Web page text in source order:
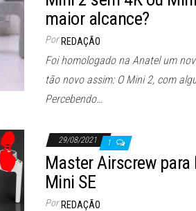
maior alcance?
Por REDAÇÃO
Foi homologado na Anatel um
tão novo assim: O Mini 2, com
Percebendo…
29/08/2021 1
Master Airscrew para
Mini SE
Por REDAÇÃO